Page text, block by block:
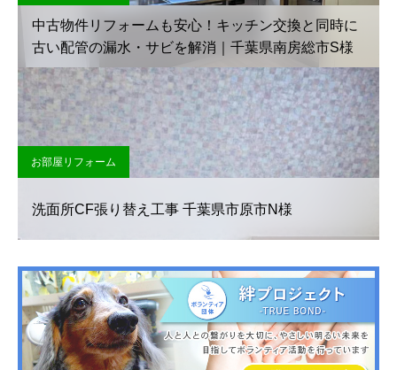
中古物件リフォームも安心！キッチン交換と同時に
古い配管の漏水・サビを解消｜千葉県南房総市S様
お部屋リフォーム
洗面所CF張り替え工事 千葉県市原市N様